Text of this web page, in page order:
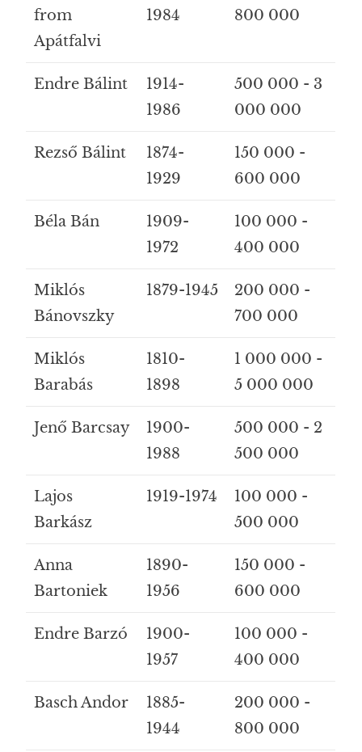
from
Apátfalvi
1984
800 000
Endre Bálint
1914-
1986
500 000 - 3
000 000
Rezső Bálint
1874-
1929
150 000 -
600 000
Béla Bán
1909-
1972
100 000 -
400 000
Miklós
Bánovszky
1879-1945
200 000 -
700 000
Miklós
Barabás
1810-
1898
1 000 000 -
5 000 000
Jenő Barcsay
1900-
1988
500 000 - 2
500 000
Lajos
Barkász
1919-1974
100 000 -
500 000
Anna
Bartoniek
1890-
1956
150 000 -
600 000
Endre Barzó
1900-
1957
100 000 -
400 000
Basch Andor
1885-
1944
200 000 -
800 000